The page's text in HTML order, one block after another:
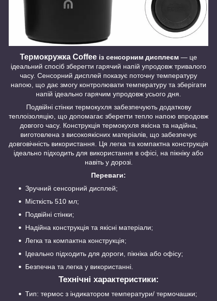
Термокружка Coffee із сенсорним дисплеєм — це
ідеальний спосіб зберегти гарячий напій упродовж тривалого
часу. Сенсорний дисплей показує поточну температуру
напою, що дає змогу контролювати температуру та зберігати
напій ідеально гарячим упродовж усього дня.
Подвійні стінки термокухля забезпечують додаткову
теплоізоляцію, що допомагає зберегти тепло напою впродовж
довгого часу. Конструкція термокухля якісна та надійна,
виготовлена з високоякісних матеріалів, що забезпечує
довговічність використання. Ця легка та компактна конструкція
ідеально підходить для використання в офісі, на пікніку або
навіть у дорозі.
Переваги:
Зручний сенсорний дисплей;
Місткість 510 мл;
Подвійні стінки;
Надійна конструкція та якісні матеріали;
Легка та компактна конструкція;
Ідеально підходить для дороги, пікніка або офісу;
Безпечна та легка у використанні.
Технічні характеристики:
Тип: термос з індикатором температури/ термочашки;